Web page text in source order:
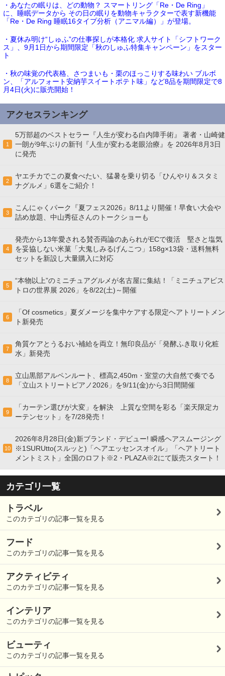
・あなたの眠りは、どの動物？ スマートリング「Re・De Ring」
に、睡眠データから その日の眠りを動物キャラクターで表す新機能
「Re・De Ring 睡眠16タイプ分析（アニマル編）」が登場。
・夏休み明け“しゅふ”の仕事探しが本格化 求人サイト「シフトワーク
ス」、9月1日から期間限定「秋のしゅふ特集キャンペーン」をスター
ト
・秋の味覚の代表格、さつまいも・栗のほっこりする味わい ブルボ
ン、「アルフォート安納芋スイートポテト味」など8品を期間限定で8
月4日(火)に販売開始！
アクセスランキング
1
5万部超のベストセラー『人生が変わる白内障手術』 著者・山崎健
一朗が9年ぶりの新刊『人生が変わる老眼治療』を 2026年8月3日
に発売
2
ヤエチカでこの夏食べたい、猛暑を乗り切る「ひんやり＆スタミ
ナグルメ」6選をご紹介！
3
こんにゃくパーク『夏フェス2026』8/11より開催！早食い大会や
詰め放題、中山秀征さんのトークショーも
4
発売から13年愛される賛否両論のあられがECで復活 堅さと塩気
を妥協しない米菓「大鬼しみるげんこつ」158g×13袋・送料無料
セットを新設し大量購入に対応
5
“本物以上”のミニチュアグルメが名古屋に集結！「ミニチュアビス
トロの世界展 2026」を8/22(土)～開催
6
「Of cosmetics」夏ダメージを集中ケアする限定ヘアトリートメン
ト新発売
7
角質ケアとうるおい補給を両立！無印良品が「発酵ふき取り化粧
水」新発売
8
立山黒部アルペンルート、標高2,450m・室堂の大自然で奏でる
「立山ストリートピアノ2026」を9/11(金)から3日間開催
9
「カーテン選びが大変」を解決 上質な空間を彩る「楽天限定カ
ーテンセット」を7/28発売！
10
2026年8月28日(金)新ブランド・デビュー! 瞬感ヘアスムージング
※1SURUtto(スルッと)「ヘアエッセンスオイル」「ヘアトリート
メントミスト」全国のロフト※2・PLAZA※2にて販売スタート！
カテゴリ一覧
トラベル
このカテゴリの記事一覧を見る
フード
このカテゴリの記事一覧を見る
アクティビティ
このカテゴリの記事一覧を見る
インテリア
このカテゴリの記事一覧を見る
ビューティ
このカテゴリの記事一覧を見る